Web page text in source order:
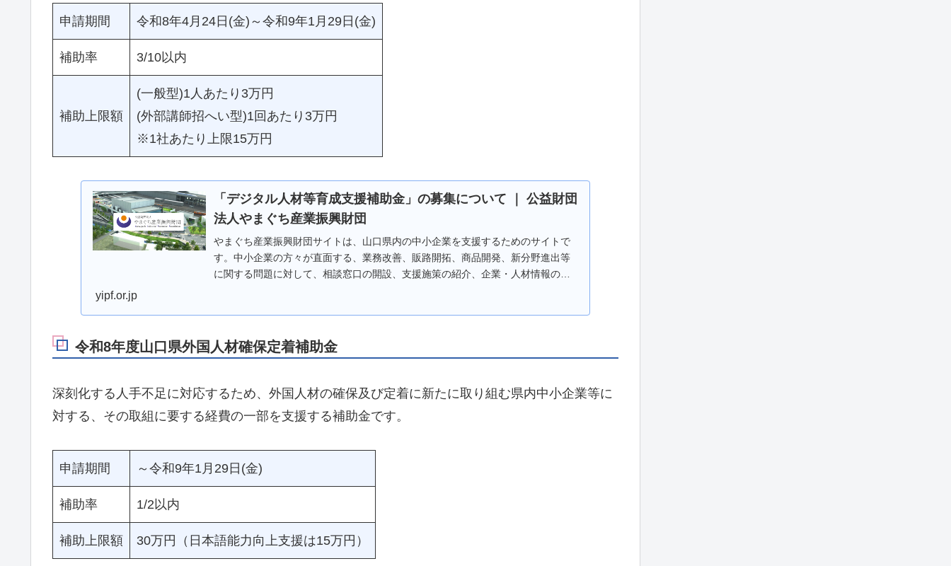
申請期間 令和8年4月24日(金)～令和9年1月29日(金)
補助率 3/10以内
補助上限額
(一般型)1人あたり3万円
(外部講師招へい型)1回あたり3万円
※1社あたり上限15万円
「デジタル人材等育成支援補助金」の募集について ｜ 公益財団
法人やまぐち産業振興財団
やまぐち産業振興財団サイトは、山口県内の中小企業を支援するためのサイトで
す。中小企業の方々が直面する、業務改善、販路開拓、商品開発、新分野進出等
に関する問題に対して、相談窓口の開設、支援施策の紹介、企業・人材情報の提
yipf.or.jp
令和8年度山口県外国人材確保定着補助金
深刻化する人手不足に対応するため、外国人材の確保及び定着に新たに取り組む県内中小企業等に
対する、その取組に要する経費の一部を支援する補助金です。
申請期間 ～令和9年1月29日(金)
補助率 1/2以内
補助上限額 30万円（日本語能力向上支援は15万円）